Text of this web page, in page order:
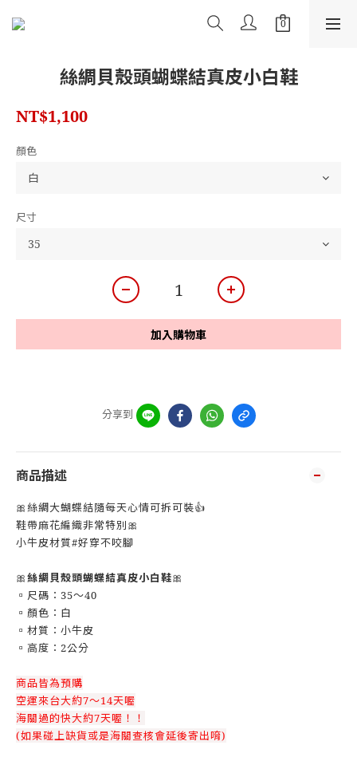
絲綢貝殼頭蝴蝶結真皮小白鞋
NT$1,100
顏色
尺寸
加入購物車
分享到
商品描述
🎀絲綢大蝴蝶結隨每天心情可拆可裝👍
鞋帶麻花編織非常特別🎀
小牛皮材質#好穿不咬腳
🎀絲綢貝殼頭蝴蝶結真皮小白鞋🎀
▫️尺碼：35～40
▫️顏色：白
▫️材質：小牛皮
▫️高度：2公分
商品皆為預購
空運來台大約7～14天喔
海關過的快大約7天喔！！
(如果碰上缺貨或是海關查核會延後寄出唷)